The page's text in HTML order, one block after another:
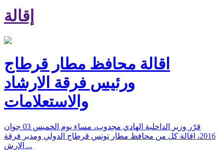
إقالة
اقالة محافظ مطار قرطاج
ورئيس فرقة الارشاد
والاستعلامات
قرّر وزير الداخلية الهادي مجدوب، مساء يوم الخميس 03 جوان
2016، اقالة كل من محافظ مطار تونس قرطاج الدولي ومدير فرقة
الإرش ...